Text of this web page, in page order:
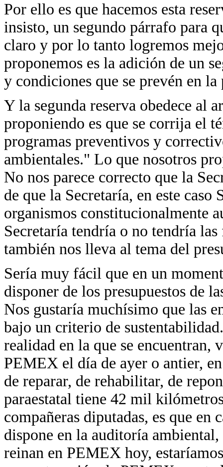
Por ello es que hacemos esta
insisto, un segundo párrafo para
claro y por lo tanto logremos
proponemos es la adición de un
y condiciones que se prevén en la
Y la segunda reserva obedece al
proponiendo es que se corrija el
programas preventivos y
ambientales." Lo que nosotros
No nos parece correcto que la
de que la Secretaría, en este
organismos constitucionalmente
Secretaría tendría o no tendría
también nos lleva al tema del
Sería muy fácil que en un
disponer de los presupuestos de
Nos gustaría muchísimo que las
bajo un criterio de
realidad en la que se encuentran,
PEMEX el día de ayer o antier,
de reparar, de rehabilitar, de
paraestatal tiene 42 mil
compañeras diputadas, es que en
dispone en la auditoría
reinan en PEMEX hoy,